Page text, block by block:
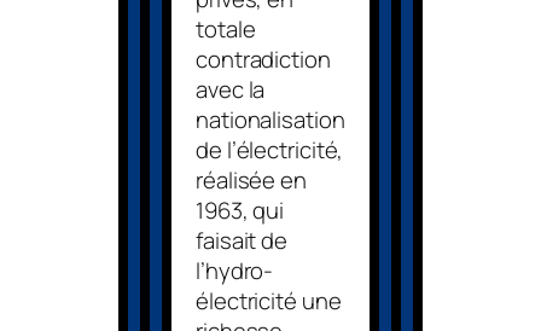
totale
contradiction
avec la
nationalisation
de l’électricité,
réalisée en
1963, qui
faisait de
l’hydro-
électricité une